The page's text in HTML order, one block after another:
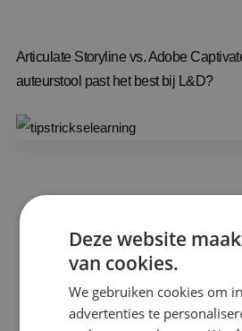
Articulate Storyline vs. Adobe
auteurstool past het best bij L&D?
Deze website
van cookies.
We gebruiken cookies om
advertenties te